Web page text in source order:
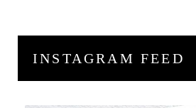
INSTAGRAM FEED